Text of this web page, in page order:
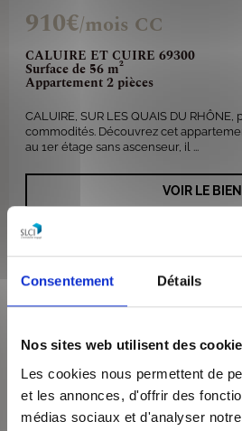
Consentement Détails
Nos sites web utilisent des
Les cookies nous permettent de
et les annonces, d'offrir des
médias sociaux et d'analyser
CALUIRE ET CUIRE 69300
Surface de 56 m²
Appartement 2 pièces
910€/mois CC
CALUIRE, SUR LES QUAIS DU
commodités. Découvrez cet
au 1er étage sans ascenseur, il ...
VOIR LE BIEN